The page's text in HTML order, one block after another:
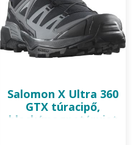
Salomon X Ultra 360
GTX túracipő,
black/magnet/quiet